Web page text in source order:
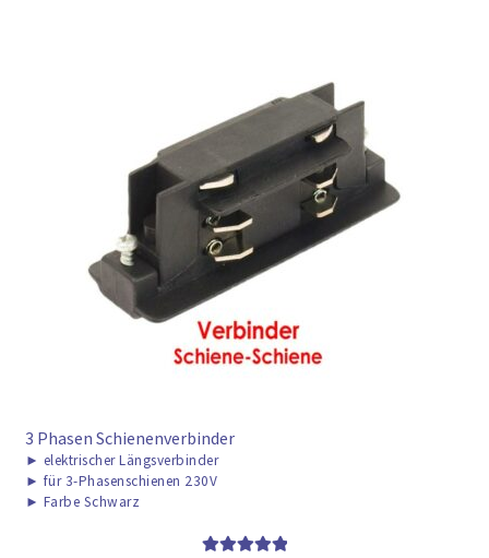
3 Phasen Schienenverbinder
► elektrischer Längsverbinder
► für 3-Phasenschienen 230V
► Farbe Schwarz